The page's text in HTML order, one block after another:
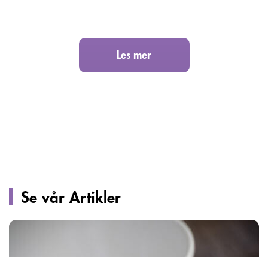
Les mer
Se vår Artikler